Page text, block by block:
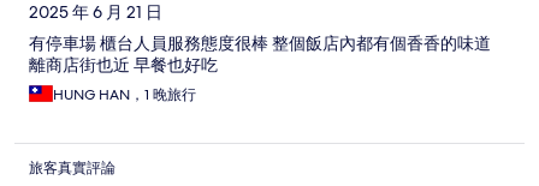
2025 年 6 月 21 日
有停車場 櫃台人員服務態度很棒 整個飯店內都有個香香的味道
離商店街也近 早餐也好吃
HUNG HAN，1 晚旅行
旅客真實評論